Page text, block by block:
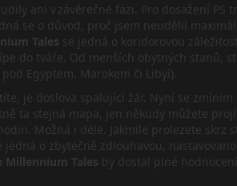
ani v závěrečné fázi. Pro dosažení
se o důvod, proč jsem neudělil
Tales se jedná o koridorovou
do tváře. Od menších obytných
Egyptem, Marokem či Libyí).
je doslova spalující žár. Nyní se
ta stejná mapa, jen někudy můžete
Možná i déle. Jakmile prolezete
o zbytečně zdlouhavou,
Millennium Tales by dostal plné